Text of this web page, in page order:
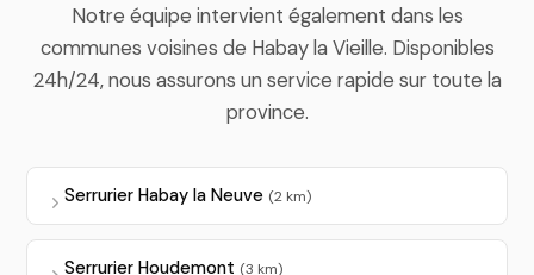
Notre équipe intervient également dans les
communes voisines de Habay la Vieille. Disponibles
24h/24, nous assurons un service rapide sur toute la
province.
Serrurier Habay la Neuve (2 km)
Serrurier Houdemont (3 km)